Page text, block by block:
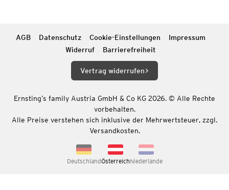
AGB Datenschutz Cookie-Einstellungen
Impressum
Widerruf
Barrierefreiheit
Vertrag widerrufen
Ernsting’s family Austria GmbH & Co KG 2026. © Alle Rechte
vorbehalten.
Alle Preise verstehen sich inklusive der Mehrwertsteuer, zzgl.
Versandkosten.
DeutschlandÖsterreichNiederlande